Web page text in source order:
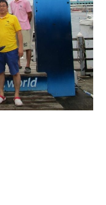
会社概要